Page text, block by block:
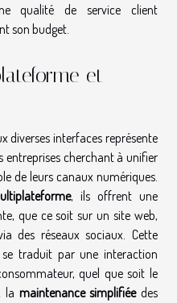
qualité de service client
son budget.
et
diverses interfaces représente
cherchant à unifier
de leurs canaux numériques.
, ils offrent une
que ce soit sur un site web,
des réseaux sociaux. Cette
traduit par une interaction
quel que soit le
la maintenance simplifiéedes